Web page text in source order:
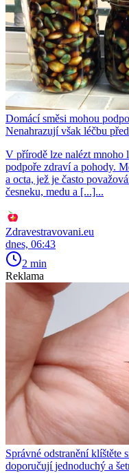
Domácí směsi mohou
Nenahrazují však léčbu
V přírodě lze nalézt mnoho
podpoře zdraví a pohody.
a octa, jež je často
česneku, medu a [...]...
Zdravestravovani.eu
dnes, 06:43
2 min
Reklama
Správné odstranění
doporučují jednoduchý a